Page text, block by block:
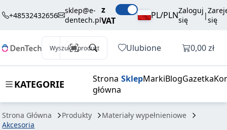
+48532432656
sklep@e-
dentech.pl
z
VAT
PL/PLNZaloguj
się
|się
Wyszukaj produkt Ulubione Otwórz
0,00 zł
KATEGORIE
Strona
główna
SklepMarkiBlogGazetka
Strona Główna Produkty
Materiały wypełnieniowe
Akcesoria